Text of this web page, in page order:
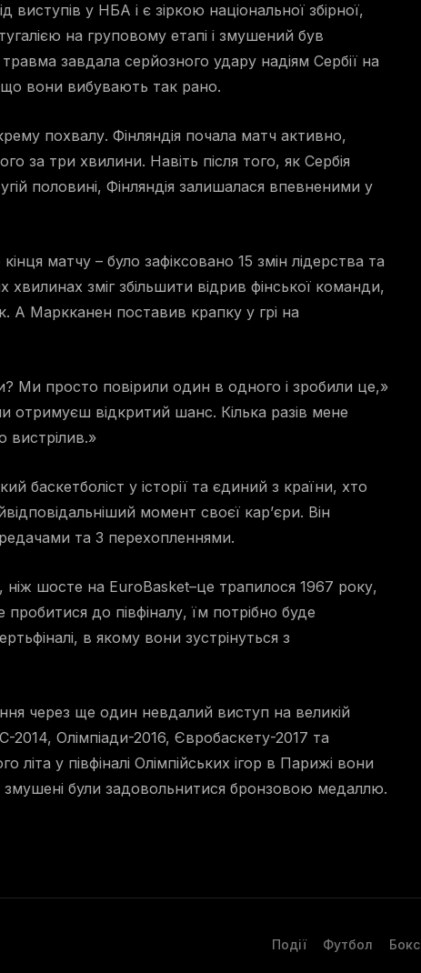
у НБА і є зіркою національної збірної,
на груповому етапі і змушений був
завдала серйозного удару надіям Сербії на
що вони вибувають так рано.
похвалу. Фінляндія почала матч активно,
за три хвилини. Навіть після того, як Сербія
половині, Фінляндія залишалася впевненими у
матчу – було зафіксовано 15 змін лідерства та
хвилинах зміг збільшити відрив фінської команди,
А Маркканен поставив крапку у грі на
Ми просто повірили один в одного і зробили це,»
отримуєш відкритий шанс. Кілька разів мене
вистрілив.»
баскетболіст у історії та єдиний з країни, хто
момент своєї кар’єри. Він
та 3 перехопленнями.
ніж шосте на EuroBasket–це трапилося 1967 року,
до півфіналу, їм потрібно буде
в якому вони зустрінуться з
через ще один невдалий виступ на великій
2014, Олімпіади-2016, Євробаскету-2017 та
у півфіналі Олімпійських ігор в Парижі вони
були задовольнитися бронзовою медаллю.
Події Футбол Бокс